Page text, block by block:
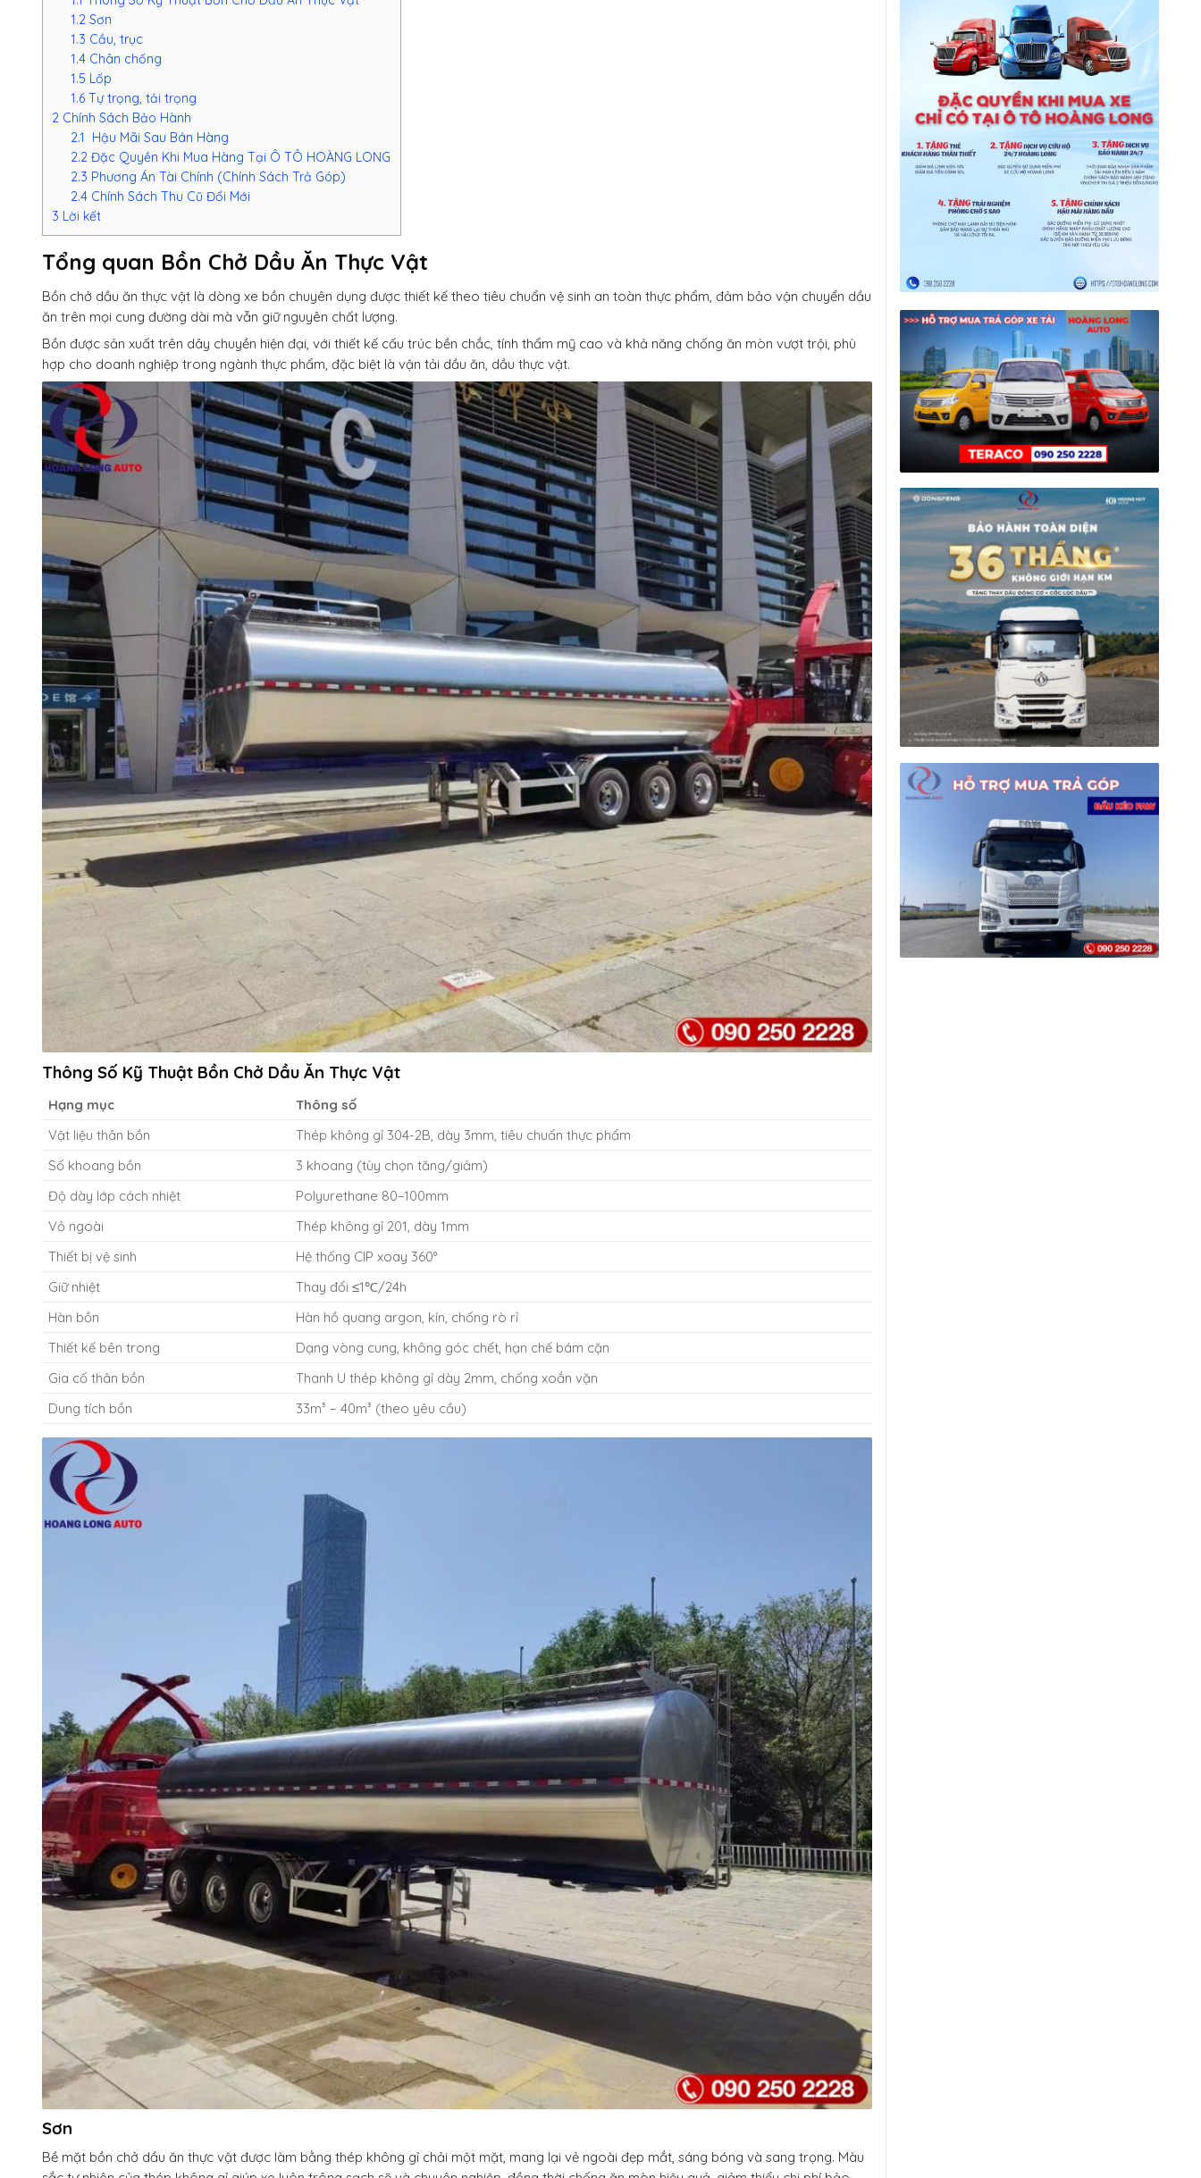
1.2 Sơn
1.3 Cầu, trục
1.4 Chân chống
1.5 Lốp
1.6 Tự trọng, tải trọng
2 Chính Sách Bảo Hành
2.1
Hậu Mãi Sau Bán Hàng
2.2 Đặc Quyền Khi Mua Hàng Tại Ô TÔ HOÀNG LONG
2.3 Phương Án Tài Chính (Chính Sách Trả Góp)
2.4 Chính Sách Thu Cũ Đổi Mới
3 Lời kết
Tổng quan Bồn Chở Dầu Ăn Thực Vật
Bồn chở dầu ăn thực vật là dòng xe bồn chuyên dụng được thiết kế theo tiêu chuẩn vệ sinh an toàn thực phẩm, đảm bảo vận chuyển dầu
ăn trên mọi cung đường dài mà vẫn giữ nguyên chất lượng.
Bồn được sản xuất trên dây chuyền hiện đại, với thiết kế cấu trúc bền chắc, tính thẩm mỹ cao và khả năng chống ăn mòn vượt trội, phù
hợp cho doanh nghiệp trong ngành thực phẩm, đặc biệt là vận tải dầu ăn, dầu thực vật.
Thông Số Kỹ Thuật Bồn Chở Dầu Ăn Thực Vật
Hạng mục
Thông số
Vật liệu thân bồn
Thép không gỉ 304-2B, dày 3mm, tiêu chuẩn thực phẩm
Số khoang bồn
3 khoang (tùy chọn tăng/giảm)
Độ dày lớp cách nhiệt
Polyurethane 80–100mm
Vỏ ngoài
Thép không gỉ 201, dày 1mm
Thiết bị vệ sinh
Hệ thống CIP xoay 360°
Giữ nhiệt
Thay đổi ≤1℃/24h
Hàn bồn
Hàn hồ quang argon, kín, chống rò rỉ
Thiết kế bên trong
Dạng vòng cung, không góc chết, hạn chế bám cặn
Gia cố thân bồn
Thanh U thép không gỉ dày 2mm, chống xoắn vặn
Dung tích bồn
33m³ – 40m³ (theo yêu cầu)
Sơn
Bề mặt bồn chở dầu ăn thực vật được làm bằng thép không gỉ chải một mặt, mang lại vẻ ngoài đẹp mắt, sáng bóng và sang trọng. Màu